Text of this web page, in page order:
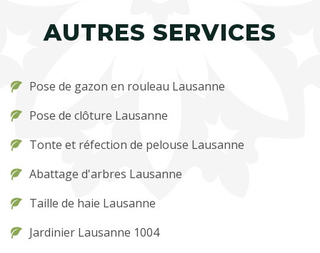
AUTRES SERVICES
Pose de gazon en rouleau Lausanne
Pose de clôture Lausanne
Tonte et réfection de pelouse Lausanne
Abattage d'arbres Lausanne
Taille de haie Lausanne
Jardinier Lausanne 1004